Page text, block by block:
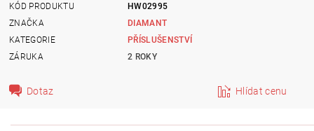
KÓD PRODUKTU
HW02995
ZNAČKA
DIAMANT
KATEGORIE
PŘÍSLUŠENSTVÍ
ZÁRUKA
2 ROKY
Dotaz Hlídat cenu